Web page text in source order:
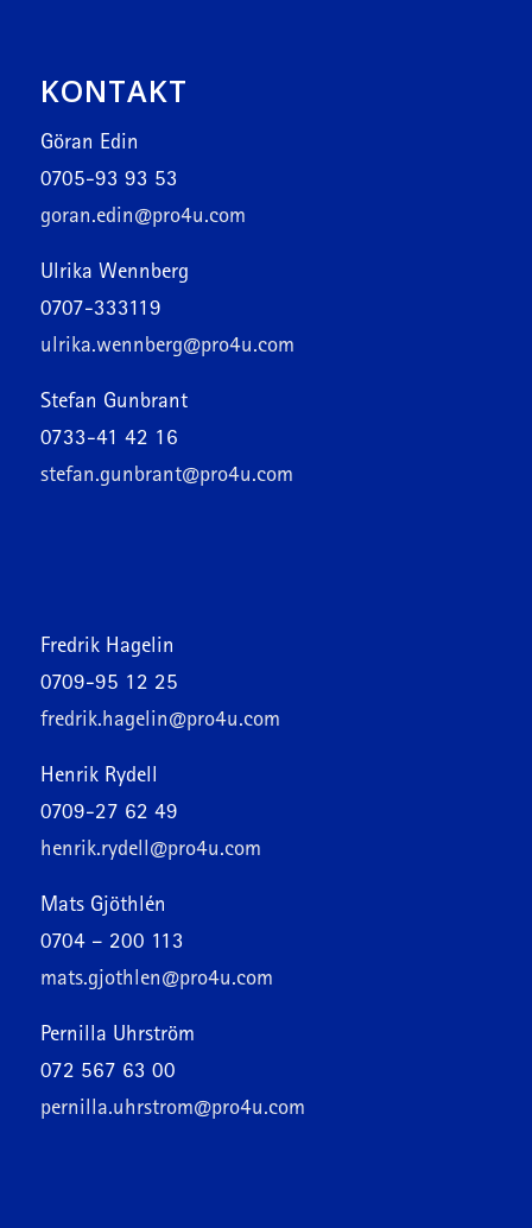
KONTAKT
Göran Edin
0705-93 93 53
goran.edin@pro4u.com
Ulrika Wennberg
0707-333119
ulrika.wennberg@pro4u.com
Stefan Gunbrant
0733-41 42 16
stefan.gunbrant@pro4u.com
Fredrik Hagelin
0709-95 12 25
fredrik.hagelin@pro4u.com
Henrik Rydell
0709-27 62 49
henrik.rydell@pro4u.com
Mats Gjöthlén
0704 – 200 113
mats.gjothlen@pro4u.com
Pernilla Uhrström
072 567 63 00
pernilla.uhrstrom@pro4u.com